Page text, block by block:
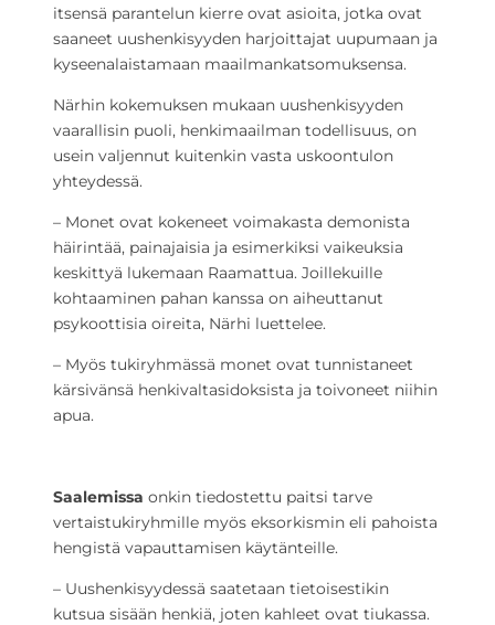
itsensä parantelun kierre ovat asioita, jotka ovat
saaneet uushenkisyyden harjoittajat uupumaan ja
kyseenalaistamaan maailmankatsomuksensa.
Närhin kokemuksen mukaan uushenkisyyden
vaarallisin puoli, henkimaailman todellisuus, on
usein valjennut kuitenkin vasta uskoontulon
yhteydessä.
– Monet ovat kokeneet voimakasta demonista
häirintää, painajaisia ja esimerkiksi vaikeuksia
keskittyä lukemaan Raamattua. Joillekuille
kohtaaminen pahan kanssa on aiheuttanut
psykoottisia oireita, Närhi luettelee.
– Myös tukiryhmässä monet ovat tunnistaneet
kärsivänsä henkivaltasidoksista ja toivoneet niihin
apua.
Saalemissa onkin tiedostettu paitsi tarve
vertaistukiryhmille myös eksorkismin eli pahoista
hengistä vapauttamisen käytänteille.
– Uushenkisyydessä saatetaan tietoisestikin
kutsua sisään henkiä, joten kahleet ovat tiukassa.